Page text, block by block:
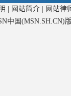
网站简介|
网站律
中国(MSN.SH.CN)